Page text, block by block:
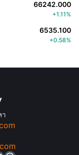
66242.000
+1.11%
6535.100
+0.58%
า